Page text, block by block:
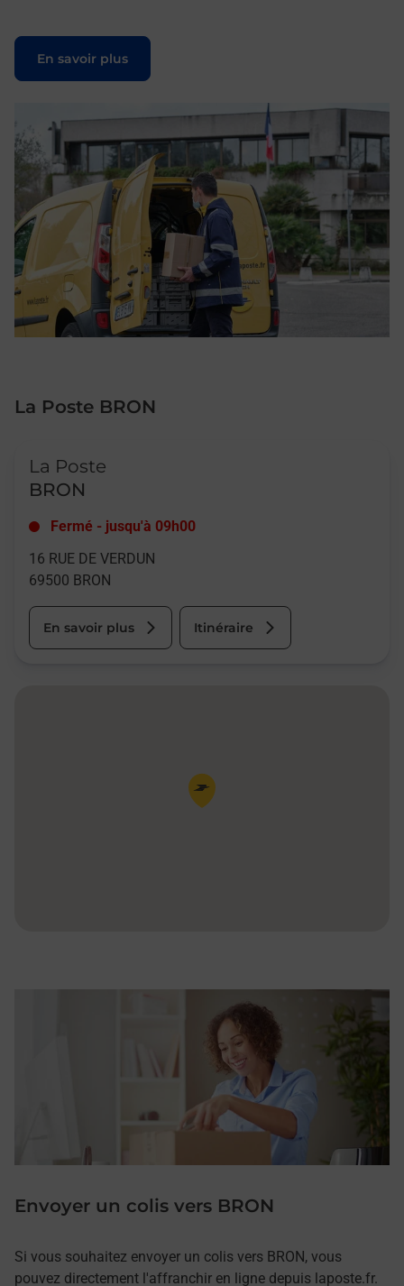
En savoir plus
Le lien s'ouvre dans un nouvel onglet
La Poste BRON
La Poste
BRON
Fermé - jusqu'à 09h00
16 RUE DE VERDUN
69500 BRON
En savoir plus Itinéraire
Pin de la carte
Envoyer un colis vers BRON
Si vous souhaitez envoyer un colis vers BRON, vous
pouvez directement l'affranchir en ligne depuis laposte.fr.